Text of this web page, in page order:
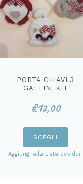
PORTA CHIAVI 3
GATTINI KIT
€12,00
SCEGLI
Aggiungi alla Lista desideri